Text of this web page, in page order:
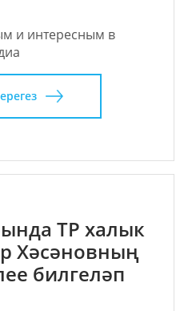
и интересным в
ТР халык
Хәсәновның
билгеләп